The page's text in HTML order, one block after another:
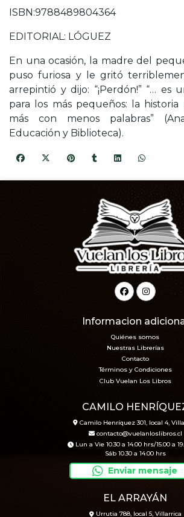
ISBN:9788489804364
EDITORIAL: LÓGUEZ
En una ocasión, la madre del
puso furiosa y le gritó
arrepintió y dijo: “¡Perdón!” “… es
para los más pequeños: la
más con menos palabras”
Educación y Biblioteca).
Informacion
Quiénes somos
Nuestras Librerías
Contacto
Términos y Condiciones
Club Vuelan Los Libros
CAMILO
Camilo Henríquez 301, local 4,
contacto@vuelanloslibros.cl
Lun a Vie 10.30 a 14.00 hrs/15.00 a
Sáb 10.30 a 14.00 hrs
Enviar mensaje
EL ARRAYÁN
Urrutia 788, local 5, Villarrica